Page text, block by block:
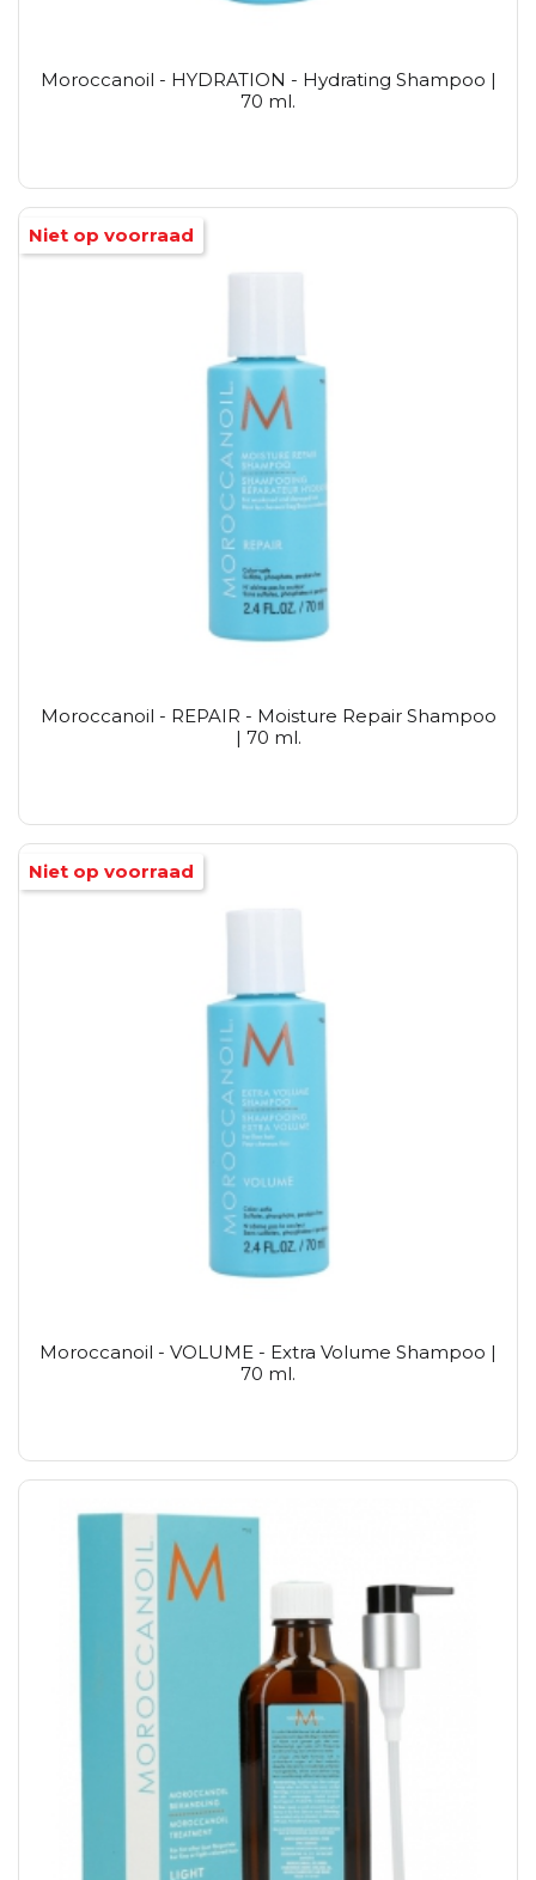
Moroccanoil - HYDRATION - Hydrating Shampoo |
70 ml.
Moroccanoil - REPAIR - Moisture Repair Shampoo
| 70 ml.
Niet op voorraad
Moroccanoil - VOLUME - Extra Volume Shampoo |
70 ml.
Niet op voorraad